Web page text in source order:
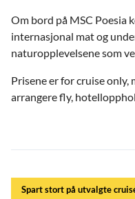
Om bord på MSC Poesia
internasjonal mat og
naturopplevelsene som
Prisene er for cruise only,
arrangere fly,
Spart stort på utvalgte